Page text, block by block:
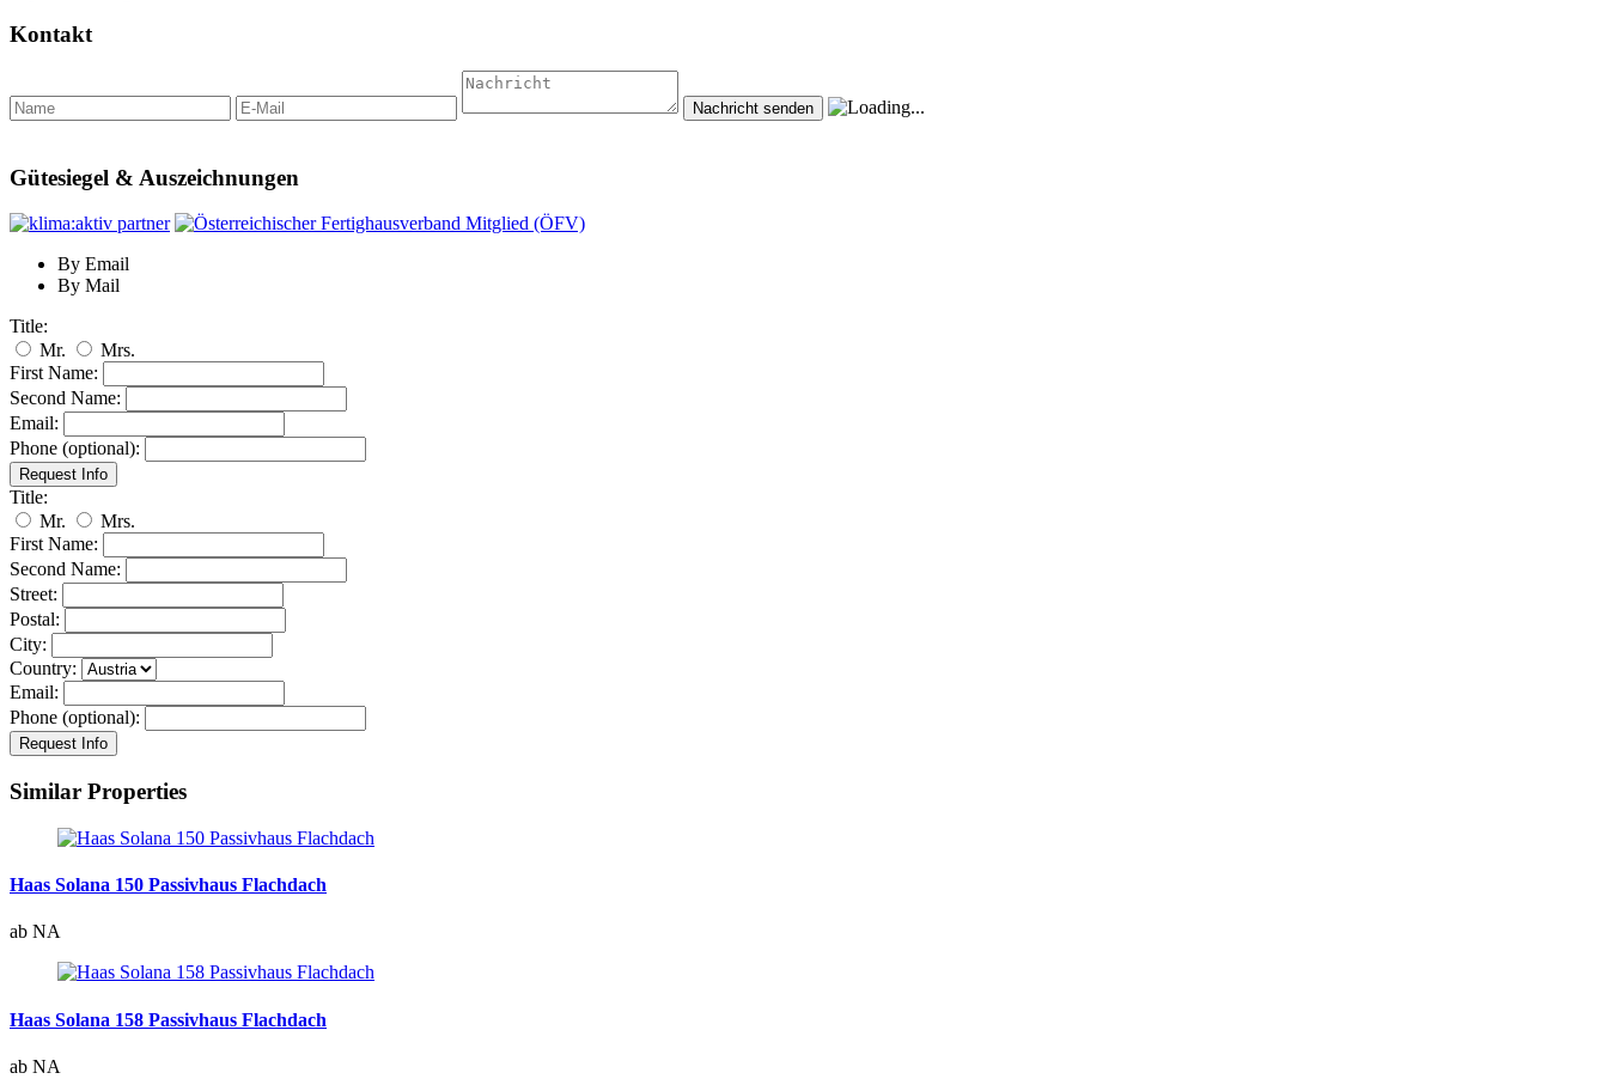
Kontakt
Gütesiegel & Auszeichnungen
By Email
By Mail
Title:
Mr.
Mrs.
First Name:
Second Name:
Email:
Phone (optional):
Title:
Mr.
Mrs.
First Name:
Second Name:
Street:
Postal:
City:
Country:
Email:
Phone (optional):
Similar Properties
Haas Solana 150 Passivhaus Flachdach
ab NA
Haas Solana 158 Passivhaus Flachdach
ab NA